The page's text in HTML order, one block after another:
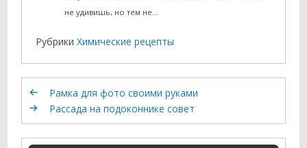
не удивишь, но тем не…
Рубрики Химические рецепты
Рамка для фото своими руками
Рассада на подоконнике совет